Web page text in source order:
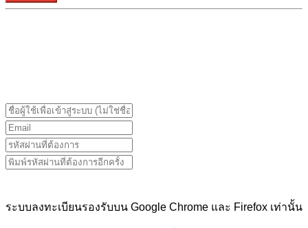
ระบบลงทะเบียนรองรับบน Google Chrome และ Firefox เท่านั้น